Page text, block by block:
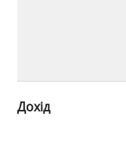
Дохід